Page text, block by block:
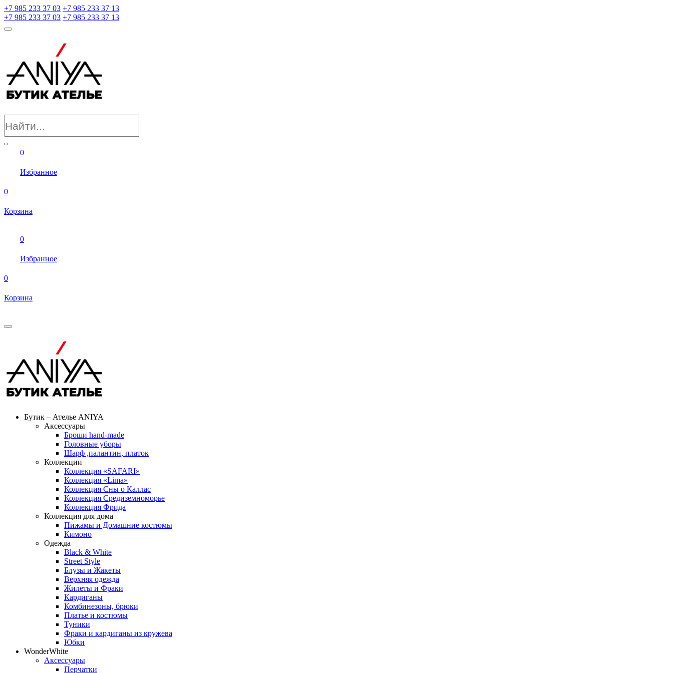
+7 985 233 37 03 +7 985 233 37 13
+7 985 233 37 03 +7 985 233 37 13
0
Избранное
0
Корзина
0
Избранное
0
Корзина
Бутик – Ателье ANIYA
Аксессуары
Броши hand-made
Головные уборы
Шарф ,палантин, платок
Коллекции
Коллекция «SAFARI»
Коллекция «Lima»
Коллекция Сны о Каллас
Коллекция Средиземноморье
Коллекция Фрида
Коллекция для дома
Пижамы и Домашние костюмы
Кимоно
Одежда
Black & White
Street Style
Блузы и Жакеты
Верхняя одежда
Жилеты и Фраки
Кардиганы
Комбинезоны, брюки
Платье и костюмы
Туники
Фраки и кардиганы из кружева
Юбки
WonderWhite
Аксессуары
Перчатки